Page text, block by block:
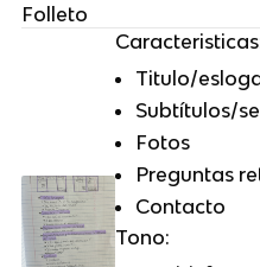
Folleto
Titulo/
Subtítulos/
Fotos
Preguntas
Contacto
Tono: